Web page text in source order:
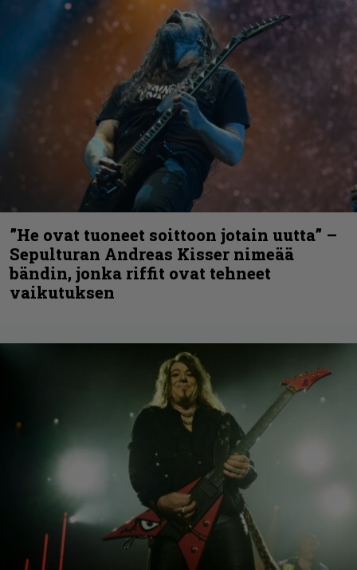
”He ovat tuoneet soittoon jotain uutta” –
Sepulturan Andreas Kisser nimeää
bändin, jonka riffit ovat tehneet
vaikutuksen